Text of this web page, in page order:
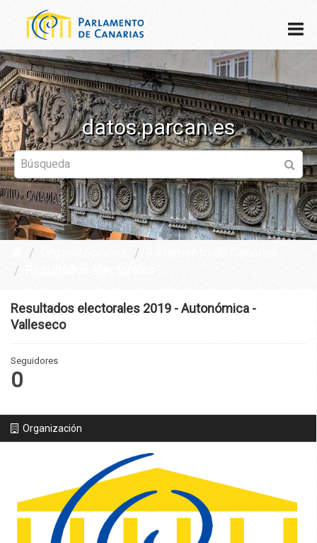
datos.parcan.es
Resultados electorales 2019 - Autonómica -
Valleseco
Seguidores
0
Organización